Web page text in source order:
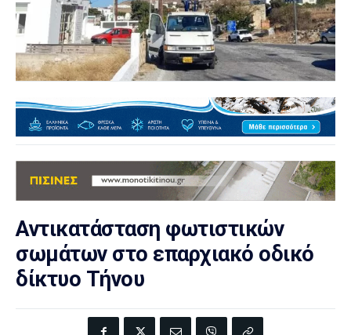
Αντικατάσταση φωτιστικών
σωμάτων στο επαρχιακό οδικό
δίκτυο Τήνου